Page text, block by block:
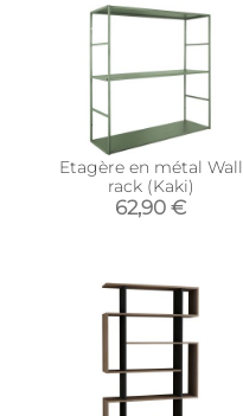
Etagère en métal Wall
rack (Kaki)
62,90 €